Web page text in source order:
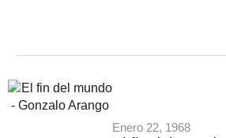
Enero 22, 1968